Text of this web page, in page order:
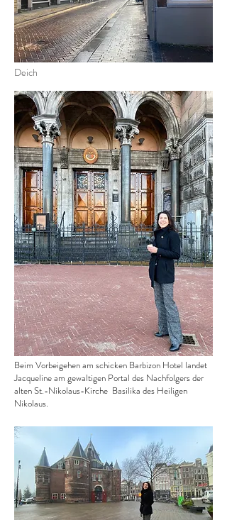
Deich
Beim Vorbeigehen am schicken Barbizon Hotel landet
Jacqueline am gewaltigen Portal des Nachfolgers der
alten St.-Nikolaus-Kirche Basilika des Heiligen
Nikolaus.